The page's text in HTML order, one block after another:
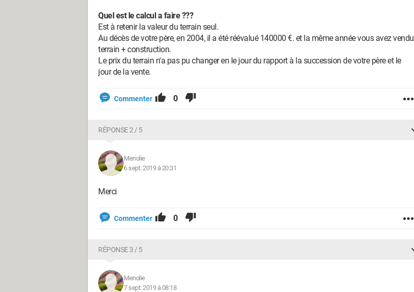
Quel est le calcul a faire ???
Est à retenir la valeur du terrain seul.
Au décès de votre père, en 2004, il a été réévalué 140000 €. et la même année vous avez vendu
terrain + construction.
Le prix du terrain n'a pas pu changer en le jour du rapport à la succession de votre père et le
jour de la vente.
Commenter 0
RÉPONSE 2 / 5
Menolie
6 sept. 2019 à 20:31
Merci
Commenter 0
RÉPONSE 3 / 5
Menolie
7 sept. 2019 à 08:18